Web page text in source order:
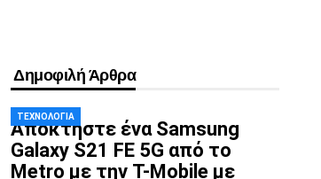
Δημοφιλή Άρθρα
ΤΕΧΝΟΛΟΓΊΑ
Αποκτήστε ένα Samsung
Galaxy S21 FE 5G από το
Metro με την T-Mobile με